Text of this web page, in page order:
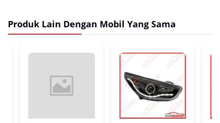
Produk Lain Dengan Mobil Yang Sama